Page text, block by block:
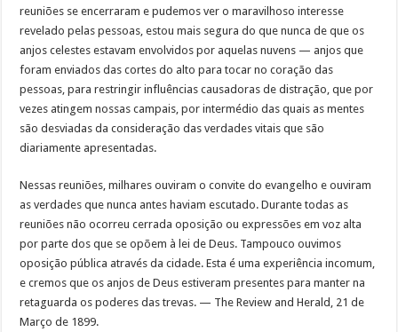
reuniões se encerraram e pudemos ver o maravilhoso interesse
revelado pelas pessoas, estou mais segura do que nunca de que os
anjos celestes estavam envolvidos por aquelas nuvens — anjos que
foram enviados das cortes do alto para tocar no coração das
pessoas, para restringir influências causadoras de distração, que por
vezes atingem nossas campais, por intermédio das quais as mentes
são desviadas da consideração das verdades vitais que são
diariamente apresentadas.
Nessas reuniões, milhares ouviram o convite do evangelho e ouviram
as verdades que nunca antes haviam escutado. Durante todas as
reuniões não ocorreu cerrada oposição ou expressões em voz alta
por parte dos que se opõem à lei de Deus. Tampouco ouvimos
oposição pública através da cidade. Esta é uma experiência incomum,
e cremos que os anjos de Deus estiveram presentes para manter na
retaguarda os poderes das trevas. — The Review and Herald, 21 de
Março de 1899.